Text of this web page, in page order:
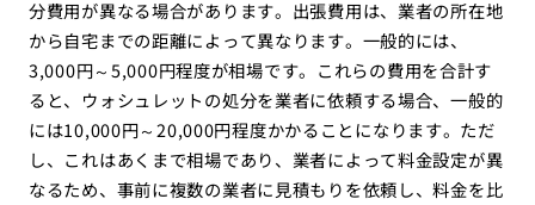
分費用が異なる場合があります。出張費用は、業者の所在地
から自宅までの距離によって異なります。一般的には、
3,000円～5,000円程度が相場です。これらの費用を合計す
ると、ウォシュレットの処分を業者に依頼する場合、一般的
には10,000円～20,000円程度かかることになります。ただ
し、これはあくまで相場であり、業者によって料金設定が異
なるため、事前に複数の業者に見積もりを依頼し、料金を比